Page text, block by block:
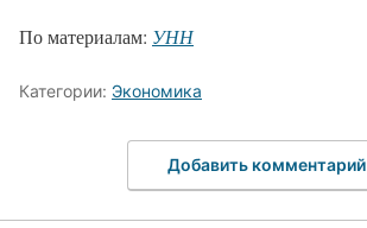
По материалам: УНН
Категории: Экономика
Добавить комментарий